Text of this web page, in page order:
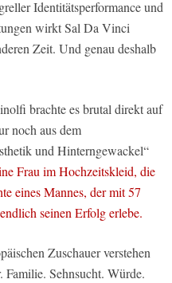
Identitätsperformance und
wirkt Sal Da Vinci
Zeit. Und genau deshalb
brachte es brutal direkt auf
noch aus dem
und Hinterngewackel“
Frau im Hochzeitskleid, die
eines Mannes, der mit 57
seinen Erfolg erlebe.
Zuschauer verstehen
Sehnsucht. Würde.